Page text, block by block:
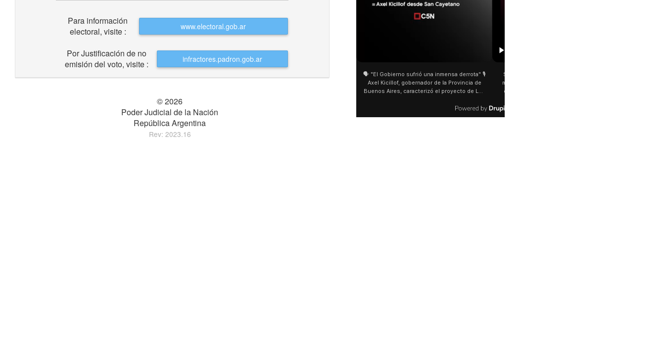
01:05
🗣️ "El Gobierno sufrió una inmensa derrota" 🎙️
Axel Kicillof, gobernador de la Provincia de
Buenos Aires, caracterizó el proyecto de Ley
y destacó "la movilización popular". 📌 La
San Cayetano: Jorge García Cuerva juntó a
miles de peregrinos en Liniers El arzobispo
de Buenos Aires destacó la fortaleza de la
agua y soportó las bajas temperaturas de los
últimos días: "Son dificultades que pudieron